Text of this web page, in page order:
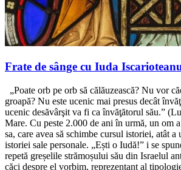
Frate de sânge cu Iuda
„Poate orb pe orb să călăuzească? Nu vor
groapă? Nu este ucenic mai presus decât
ucenic desăvârşit va fi ca învăţătorul său.”
Mare. Cu peste 2.000 de ani în urmă, un om
sa, care avea să schimbe cursul istoriei, atât a
istoriei sale personale. „Ești o Iudă!” i se
repetă greșelile strămoșului său din Israelul
căci despre el vorbim, reprezentant al